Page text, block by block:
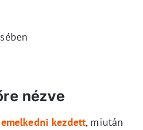
nézve
kezdett, miután